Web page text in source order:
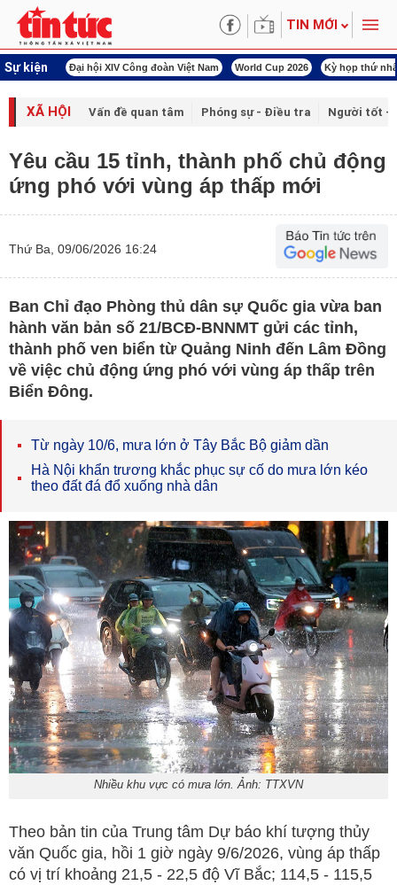
TIN MỚI
Sự kiện
ngày đêm Đại hội XIV Công đoàn Việt Nam World Cup 2026 Kỳ họp thứ
XÃ HỘI Vấn đề quan tâm Phóng sự - Điều tra Người tốt -
Yêu cầu 15 tỉnh, thành phố chủ động
ứng phó với vùng áp thấp mới
Thứ Ba, 09/06/2026 16:24
Ban Chỉ đạo Phòng thủ dân sự Quốc gia vừa ban
hành văn bản số 21/BCĐ-BNNMT gửi các tỉnh,
thành phố ven biển từ Quảng Ninh đến Lâm Đồng
về việc chủ động ứng phó với vùng áp thấp trên
Biển Đông.
Từ ngày 10/6, mưa lớn ở Tây Bắc Bộ giảm dần
Hà Nội khẩn trương khắc phục sự cố do mưa lớn kéo
theo đất đá đổ xuống nhà dân
Nhiều khu vực có mưa lớn. Ảnh: TTXVN
Theo bản tin của Trung tâm Dự báo khí tượng thủy
văn Quốc gia, hồi 1 giờ ngày 9/6/2026, vùng áp thấp
có vị trí khoảng 21,5 - 22,5 độ Vĩ Bắc; 114,5 - 115,5